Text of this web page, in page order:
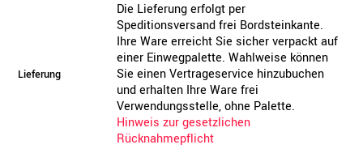
Lieferung
Die Lieferung erfolgt per
Speditionsversand frei Bordsteinkante.
Ihre Ware erreicht Sie sicher verpackt auf
einer Einwegpalette. Wahlweise können
Sie einen Vertrageservice hinzubuchen
und erhalten Ihre Ware frei
Verwendungsstelle, ohne Palette.
Hinweis zur gesetzlichen
Rücknahmepflicht